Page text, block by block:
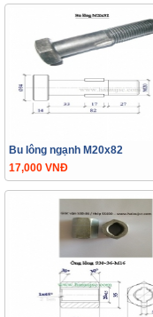
Bu lông ngạnh M20x82
17,000 VNĐ